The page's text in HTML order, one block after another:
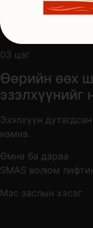
03 цэг
Өөрийн өөх
эзэлхүүнийг
Эзэлхүүн
нэмнэ.
Өмнө ба дараа
SMAS волюм
Мэс заслын хэсэг